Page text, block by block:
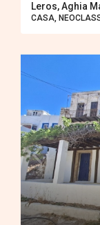
Leros, Aghia
CASA,